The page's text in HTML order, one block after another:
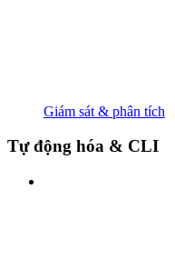
Giám sát & phân tích
Tự động hóa & CLI